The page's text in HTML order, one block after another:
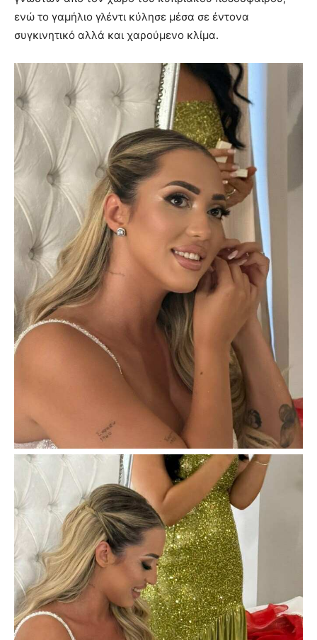
ενώ το γαμήλιο γλέντι κύλησε μέσα σε έντονα
συγκινητικό αλλά και χαρούμενο κλίμα.